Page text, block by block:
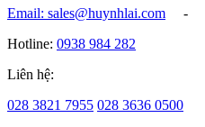
Email: sales@huynhlai.com
-
Hotline: 0938 984 282
Liên hệ:
028 3821 7955 028 3636 0500